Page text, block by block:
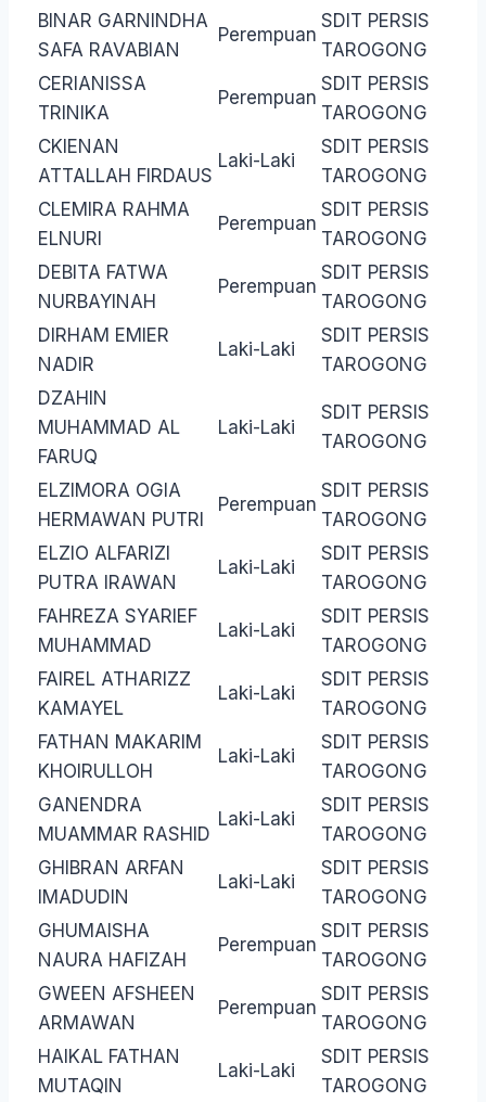
BINAR GARNINDHA
SAFA RAVABIAN
Perempuan
SDIT PERSIS
TAROGONG
CERIANISSA
TRINIKA
Perempuan
SDIT PERSIS
TAROGONG
CKIENAN
ATTALLAH FIRDAUS
Laki-Laki
SDIT PERSIS
TAROGONG
CLEMIRA RAHMA
ELNURI
Perempuan
SDIT PERSIS
TAROGONG
DEBITA FATWA
NURBAYINAH
Perempuan
SDIT PERSIS
TAROGONG
DIRHAM EMIER
NADIR
Laki-Laki
SDIT PERSIS
TAROGONG
DZAHIN
MUHAMMAD AL
FARUQ
Laki-Laki
SDIT PERSIS
TAROGONG
ELZIMORA OGIA
HERMAWAN PUTRI
Perempuan
SDIT PERSIS
TAROGONG
ELZIO ALFARIZI
PUTRA IRAWAN
Laki-Laki
SDIT PERSIS
TAROGONG
FAHREZA SYARIEF
MUHAMMAD
Laki-Laki
SDIT PERSIS
TAROGONG
FAIREL ATHARIZZ
KAMAYEL
Laki-Laki
SDIT PERSIS
TAROGONG
FATHAN MAKARIM
KHOIRULLOH
Laki-Laki
SDIT PERSIS
TAROGONG
GANENDRA
MUAMMAR RASHID
Laki-Laki
SDIT PERSIS
TAROGONG
GHIBRAN ARFAN
IMADUDIN
Laki-Laki
SDIT PERSIS
TAROGONG
GHUMAISHA
NAURA HAFIZAH
Perempuan
SDIT PERSIS
TAROGONG
GWEEN AFSHEEN
ARMAWAN
Perempuan
SDIT PERSIS
TAROGONG
HAIKAL FATHAN
MUTAQIN
Laki-Laki
SDIT PERSIS
TAROGONG